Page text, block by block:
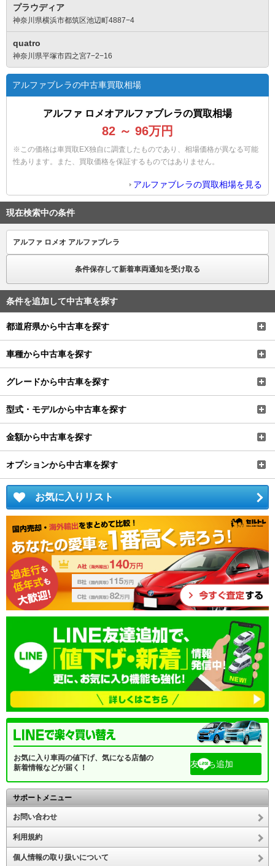
プラウディア
神奈川県横浜市都筑区池辺町4887−4
quatro
神奈川県平塚市四之宮7−2−16
アルファブレラの中古車買取相場
アルファ ロメオアルファブレラの買取相場
82 ～ 96万円
※この価格は車買取EX独自に調査したものであり、相場価格が異なる可能
性あります。また、買取価格を保証するものではありません。
アルファブレラの買取相場を見る
現在検索中の条件
アルファ ロメオ アルファブレラ
条件保存して新着車両通知を受け取る
条件を追加して中古車を探す
都道府県から中古車を探す
車種から中古車を探す
グレードから中古車を探す
型式・モデルから中古車を探す
金額から中古車を探す
オプションから中古車を探す
お気に入りリスト
お気に入り車両の値下げ、気になる店舗の
新着情報などが届く！
友だち追加
サポートメニュー
お問い合わせ
利用規約
個人情報の取り扱いについて